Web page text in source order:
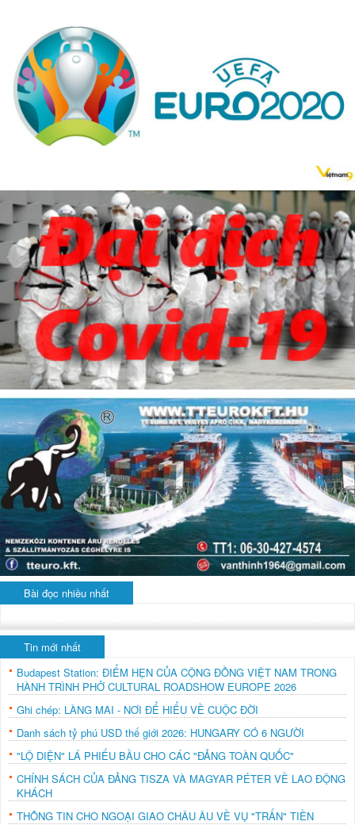
Bài đọc nhiều nhất
Tin mới nhất
Budapest Station: ĐIỂM HẸN CỦA CỘNG ĐỒNG VIỆT NAM TRONG
HÀNH TRÌNH PHỞ CULTURAL ROADSHOW EUROPE 2026
Ghi chép: LÀNG MAI - NƠI ĐỂ HIỂU VỀ CUỘC ĐỜI
Danh sách tỷ phú USD thế giới 2026: HUNGARY CÓ 6 NGƯỜI
"LỘ DIỆN" LÁ PHIẾU BẦU CHO CÁC "ĐẢNG TOÀN QUỐC"
CHÍNH SÁCH CỦA ĐẢNG TISZA VÀ MAGYAR PÉTER VỀ LAO ĐỘNG
KHÁCH
THÔNG TIN CHO NGOẠI GIAO CHÂU ÂU VỀ VỤ "TRẤN" TIỀN